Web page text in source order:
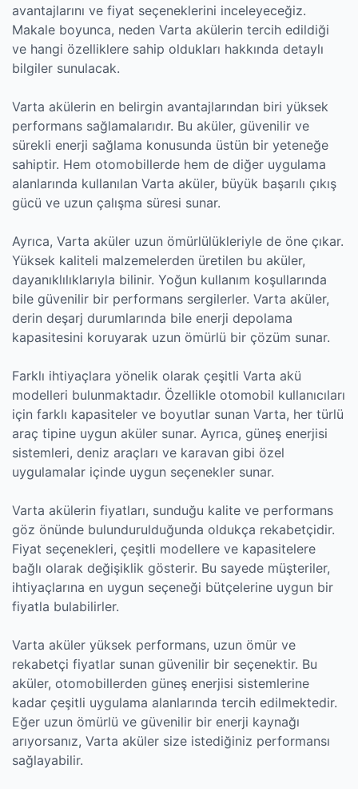
avantajlarını ve fiyat seçeneklerini inceleyeceğiz.
Makale boyunca, neden Varta akülerin tercih edildiği
ve hangi özelliklere sahip oldukları hakkında detaylı
bilgiler sunulacak.
Varta akülerin en belirgin avantajlarından biri yüksek
performans sağlamalarıdır. Bu aküler, güvenilir ve
sürekli enerji sağlama konusunda üstün bir yeteneğe
sahiptir. Hem otomobillerde hem de diğer uygulama
alanlarında kullanılan Varta aküler, büyük başarılı çıkış
gücü ve uzun çalışma süresi sunar.
Ayrıca, Varta aküler uzun ömürlülükleriyle de öne çıkar.
Yüksek kaliteli malzemelerden üretilen bu aküler,
dayanıklılıklarıyla bilinir. Yoğun kullanım koşullarında
bile güvenilir bir performans sergilerler. Varta aküler,
derin deşarj durumlarında bile enerji depolama
kapasitesini koruyarak uzun ömürlü bir çözüm sunar.
Farklı ihtiyaçlara yönelik olarak çeşitli Varta akü
modelleri bulunmaktadır. Özellikle otomobil kullanıcıları
için farklı kapasiteler ve boyutlar sunan Varta, her türlü
araç tipine uygun aküler sunar. Ayrıca, güneş enerjisi
sistemleri, deniz araçları ve karavan gibi özel
uygulamalar içinde uygun seçenekler sunar.
Varta akülerin fiyatları, sunduğu kalite ve performans
göz önünde bulundurulduğunda oldukça rekabetçidir.
Fiyat seçenekleri, çeşitli modellere ve kapasitelere
bağlı olarak değişiklik gösterir. Bu sayede müşteriler,
ihtiyaçlarına en uygun seçeneği bütçelerine uygun bir
fiyatla bulabilirler.
Varta aküler yüksek performans, uzun ömür ve
rekabetçi fiyatlar sunan güvenilir bir seçenektir. Bu
aküler, otomobillerden güneş enerjisi sistemlerine
kadar çeşitli uygulama alanlarında tercih edilmektedir.
Eğer uzun ömürlü ve güvenilir bir enerji kaynağı
arıyorsanız, Varta aküler size istediğiniz performansı
sağlayabilir.